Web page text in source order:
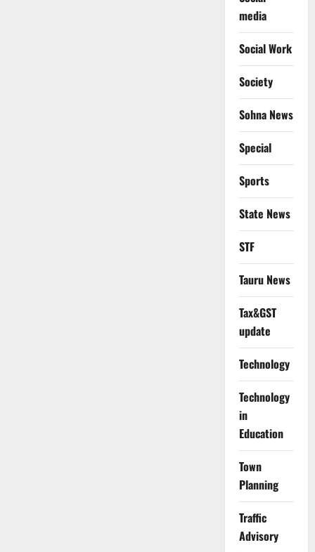
media
Social Work
Society
Sohna News
Special
Sports
State News
STF
Tauru News
Tax&GST
update
Technology
Technology
in
Education
Town
Planning
Traffic
Advisory